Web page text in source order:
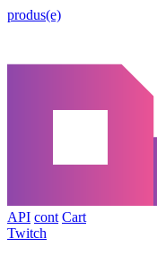
produs(e)
API cont Cart
Twitch